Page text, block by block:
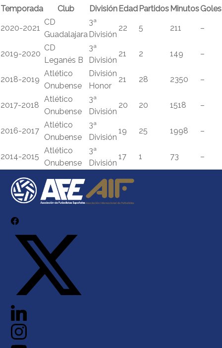
Temporada Club División Edad Partidos MinutosGoles
2020-2021
CD
Guadalajara
3ª
División
22 5 211 –
2019-2020
CD
Leganés B
3ª
División
21 2 149 –
2018-2019
Atlético
Onubense
División
Honor
21 28 2350 –
2017-2018
Atlético
Onubense
3ª
División
20 20 1518 –
2016-2017
Atlético
Onubense
3ª
División
19 25 1998 –
2014-2015
Atlético
Onubense
3ª
División
17 1 73 –